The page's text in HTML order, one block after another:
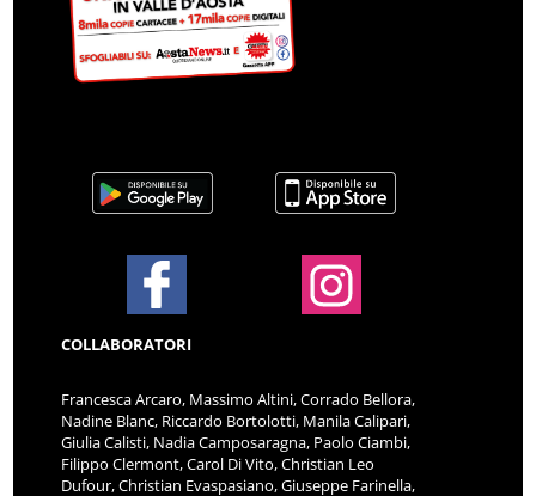
COLLABORATORI
Francesca Arcaro, Massimo Altini, Corrado Bellora,
Nadine Blanc, Riccardo Bortolotti, Manila Calipari,
Giulia Calisti, Nadia Camposaragna, Paolo Ciambi,
Filippo Clermont, Carol Di Vito, Christian Leo
Dufour, Christian Evaspasiano, Giuseppe Farinella,